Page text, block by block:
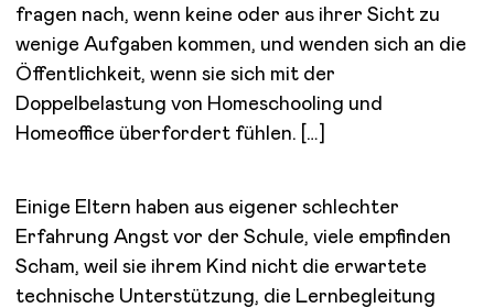
fragen nach, wenn keine oder aus ihrer Sicht zu
wenige Aufgaben kommen, und wenden sich an die
Öffentlichkeit, wenn sie sich mit der
Doppelbelastung von Homeschooling und
Homeoffice überfordert fühlen. […]
Einige Eltern haben aus eigener schlechter
Erfahrung Angst vor der Schule, viele empfinden
Scham, weil sie ihrem Kind nicht die erwartete
technische Unterstützung, die Lernbegleitung